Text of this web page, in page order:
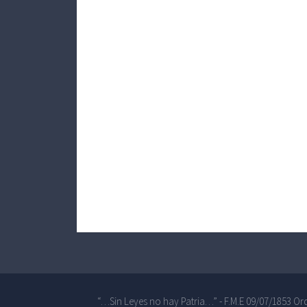
“…Sin Leyes no hay Patria…” - F.M.E 09/07/1853